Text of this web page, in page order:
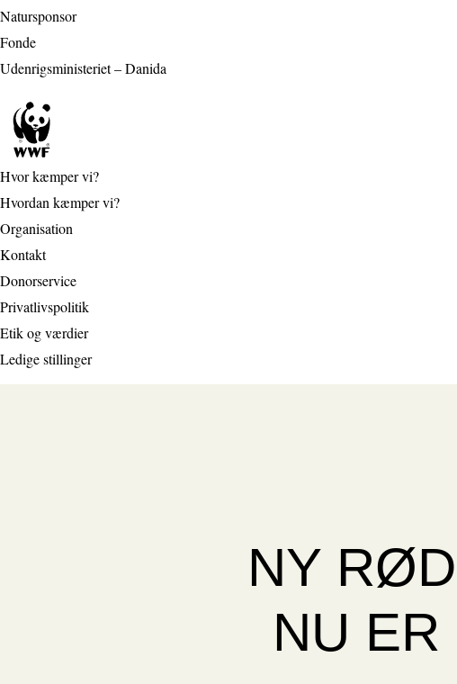
Natursponsor
Fonde
Udenrigsministeriet – Danida
Hvor kæmper vi?
Hvordan kæmper vi?
Organisation
Kontakt
Donorservice
Privatlivspolitik
Etik og værdier
Ledige stillinger
NY
NU